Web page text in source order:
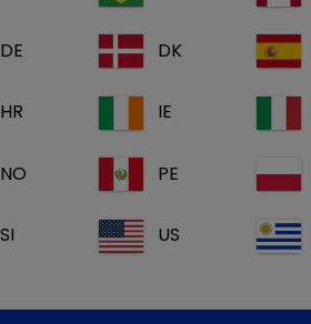
DE DK
HR IE
NO PE
SI US